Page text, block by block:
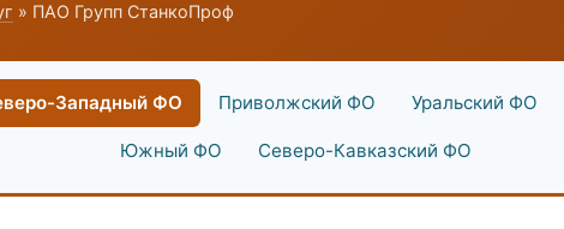
» ПАО Групп СтанкоПроф
Западный ФО Приволжский ФО Уральский ФО
Южный ФО Северо-Кавказский ФО